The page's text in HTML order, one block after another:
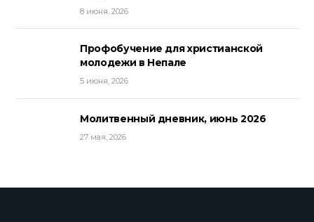
8 июня, 2026
Профобучение для христианской
молодежи в Непале
5 июня, 2026
Молитвенный дневник, июнь 2026
27 мая, 2026